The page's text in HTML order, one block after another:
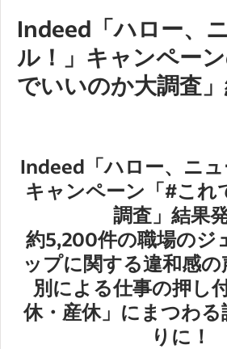
Indeed「ハロー、
ル！」キャンペー
でいいのか大調査
Indeed「ハロー、ニュ
キャンペーン「#これ
調査」結果
約5,200件の職場のジ
ップに関する違和感
別による仕事の押し
休・産休」にまつわ
りに！